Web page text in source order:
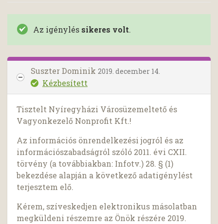
Az igénylés sikeres volt.
Suszter Dominik 2019. december 14.
Kézbesített
Tisztelt Nyíregyházi Városüzemeltető és
Vagyonkezelő Nonprofit Kft.!
Az információs önrendelkezési jogról és az
információszabadságról szóló 2011. évi CXII.
törvény (a továbbiakban: Infotv.) 28. § (1)
bekezdése alapján a következő adatigénylést
terjesztem elő.
Kérem, szíveskedjen elektronikus másolatban
megküldeni részemre az Önök részére 2019.